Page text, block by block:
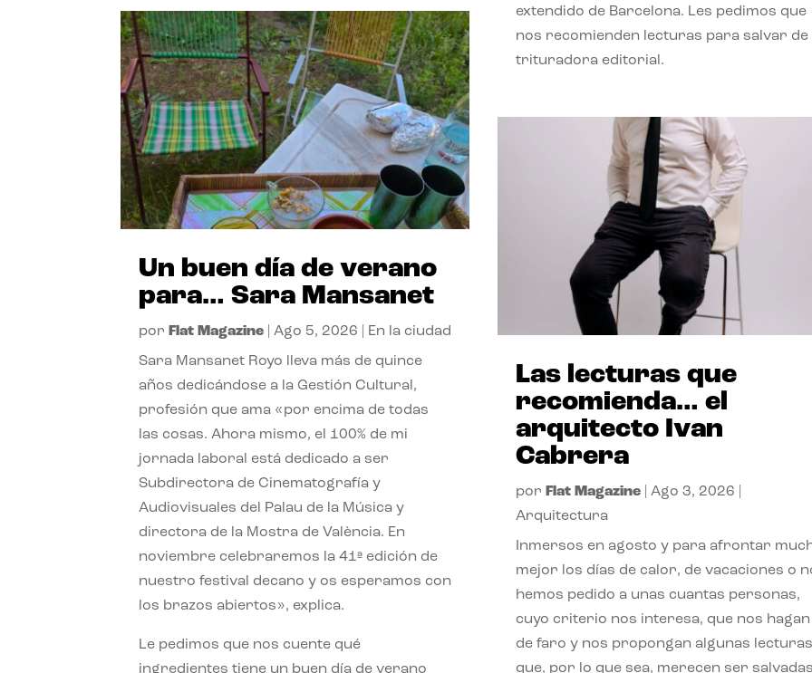
Un buen día de verano
para… Sara Mansanet
por Flat Magazine |Ago 5, 2026 En la ciudad
Sara Mansanet Royo lleva más de quince
años dedicándose a la Gestión Cultural,
profesión que ama «por encima de todas
las cosas. Ahora mismo, el 100% de mi
jornada laboral está dedicado a ser
Subdirectora de Cinematografía y
Audiovisuales del Palau de la Música y
directora de la Mostra de València. En
noviembre celebraremos la 41ª edición de
nuestro festival decano y os esperamos con
los brazos abiertos», explica.
Le pedimos que nos cuente qué
ingredientes tiene un buen día de verano
extendido de Barcelona. Les pedimos que
nos recomienden lecturas para salvar de
trituradora editorial.
Las lecturas que
recomienda… el
arquitecto Ivan
Cabrera
por Flat Magazine| Ago 3, 2026
Arquitectura
Inmersos en agosto y para afrontar
mejor los días de calor, de vacaciones o
hemos pedido a unas cuantas personas,
cuyo criterio nos interesa, que nos hagan
de faro y nos propongan algunas lecturas
que, por lo que sea, merecen ser